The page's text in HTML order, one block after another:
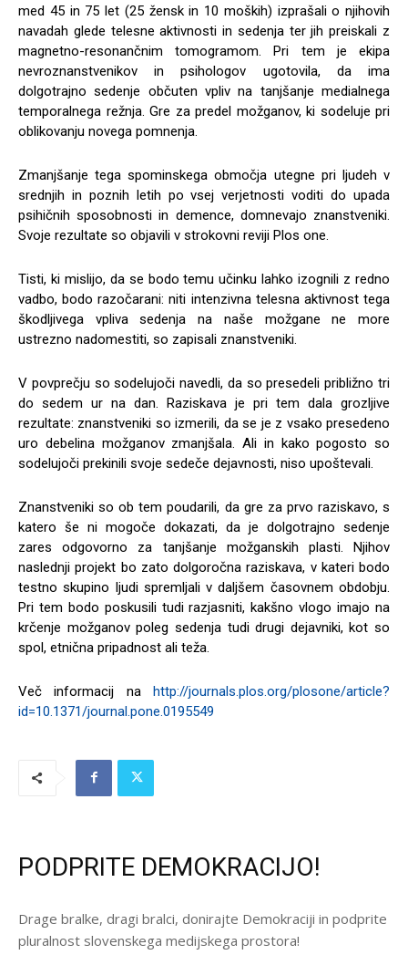
med 45 in 75 let (25 žensk in 10 moških) izprašali o njihovih
navadah glede telesne aktivnosti in sedenja ter jih preiskali z
magnetno-resonančnim tomogramom. Pri tem je ekipa
nevroznanstvenikov in psihologov ugotovila, da ima
dolgotrajno sedenje občuten vpliv na tanjšanje medialnega
temporalnega režnja. Gre za predel možganov, ki sodeluje pri
oblikovanju novega pomnenja.
Zmanjšanje tega spominskega območja utegne pri ljudeh v
srednjih in poznih letih po vsej verjetnosti voditi do upada
psihičnih sposobnosti in demence, domnevajo znanstveniki.
Svoje rezultate so objavili v strokovni reviji Plos one.
Tisti, ki mislijo, da se bodo temu učinku lahko izognili z redno
vadbo, bodo razočarani: niti intenzivna telesna aktivnost tega
škodljivega vpliva sedenja na naše možgane ne more
ustrezno nadomestiti, so zapisali znanstveniki.
V povprečju so sodelujoči navedli, da so presedeli približno tri
do sedem ur na dan. Raziskava je pri tem dala grozljive
rezultate: znanstveniki so izmerili, da se je z vsako presedeno
uro debelina možganov zmanjšala. Ali in kako pogosto so
sodelujoči prekinili svoje sedeče dejavnosti, niso upoštevali.
Znanstveniki so ob tem poudarili, da gre za prvo raziskavo, s
katero še ni mogoče dokazati, da je dolgotrajno sedenje
zares odgovorno za tanjšanje možganskih plasti. Njihov
naslednji projekt bo zato dolgoročna raziskava, v kateri bodo
testno skupino ljudi spremljali v daljšem časovnem obdobju.
Pri tem bodo poskusili tudi razjasniti, kakšno vlogo imajo na
krčenje možganov poleg sedenja tudi drugi dejavniki, kot so
spol, etnična pripadnost ali teža.
Več informacij na http://journals.plos.org/plosone/article?
id=10.1371/journal.pone.0195549
PODPRITE DEMOKRACIJO!
Drage bralke, dragi bralci, donirajte Demokraciji in podprite
pluralnost slovenskega medijskega prostora!